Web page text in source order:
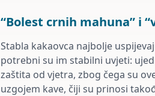
“Bolest crnih mahuna” i
Stabla kakaovca najbolje
potrebni su im stabilni uvjeti:
zaštita od vjetra, zbog čega su
uzgojem kave, čiji su prinosi